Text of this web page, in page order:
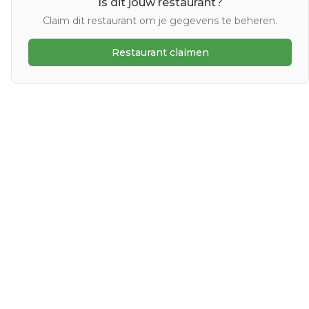
Claim dit restaurant om je gegevens te beheren.
Restaurant claimen